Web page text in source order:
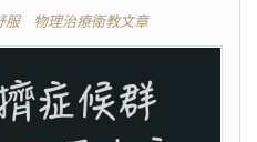
服 物理治療衛教文章